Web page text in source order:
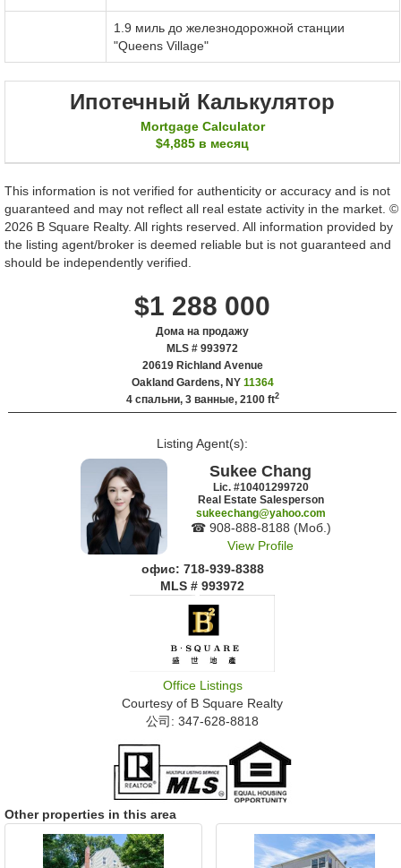
1.9 миль до железнодорожной станции
"Queens Village"
Ипотечный Калькулятор
Mortgage Calculator
$4,885 в месяц
This information is not verified for authenticity or accuracy and is not
guaranteed and may not reflect all real estate activity in the market. ©
2026 B Square Realty. All rights reserved. All information provided by
the listing agent/broker is deemed reliable but is not guaranteed and
should be independently verified.
$1 288 000
Дома на продажу
MLS # 993972
‎20619 Richland Avenue
Oakland Gardens, NY 11364
4 спальни, 3 ванные, 2100 ft2
Listing Agent(s):‎
Sukee Chang
Lic. #‍10401299720
Real Estate Salesperson
sukeechang@yahoo.com
☎ ‍908-888-8188 (Моб.)
View Profile
офис: ‍718-939-8388
MLS # 993972
Office Listings
Courtesy of B Square Realty
公司: ‍347-628-8818
Other properties in this area